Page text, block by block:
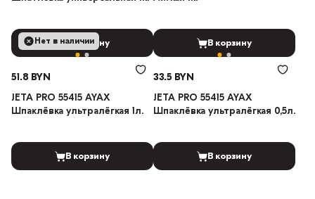
В корзину В корзину
Нет в наличии
51.8 BYN
JETA PRO 55415 AYAX
Шпаклёвка ультралёгкая 1л.
В корзину
33.5 BYN
JETA PRO 55415 AYAX
Шпаклёвка ультралёгкая 0,5л.
В корзину